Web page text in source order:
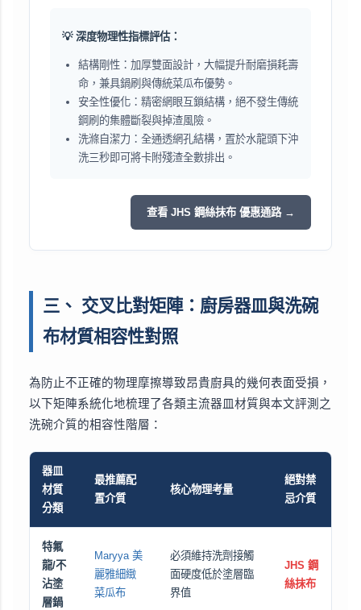
💡 深度物理性指標評估：
結構剛性：加厚雙面設計，大幅提升耐磨損耗壽
命，兼具鍋刷與傳統菜瓜布優勢。
安全性優化：精密網眼互鎖結構，絕不發生傳統
鋼刷的集體斷裂與掉渣風險。
洗滌自潔力：全通透網孔結構，置於水龍頭下沖
洗三秒即可將卡附殘渣全數排出。
查看 JHS 鋼絲抹布 優惠通路 →
三、 交叉比對矩陣：廚房器皿與洗碗
布材質相容性對照
為防止不正確的物理摩擦導致昂貴廚具的幾何表面受損，
以下矩陣系統化地梳理了各類主流器皿材質與本文評測之
洗碗介質的相容性階層：
器皿
材質
分類
最推薦配
置介質
核心物理考量
絕對禁
忌介質
特氟
龍/不
沾塗
層鍋
Maryya 美
麗雅細緻
菜瓜布
必須維持洗劑接觸
面硬度低於塗層臨
界值
JHS 鋼
絲抹布